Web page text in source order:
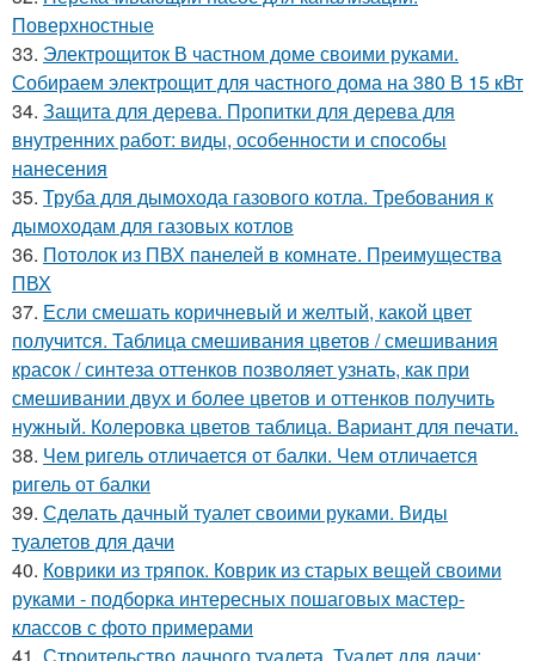
Поверхностные
33. Электрощиток В частном доме своими руками.
Собираем электрощит для частного дома на 380 В 15 кВт
34. Защита для дерева. Пропитки для дерева для
внутренних работ: виды, особенности и способы
нанесения
35. Труба для дымохода газового котла. Требования к
дымоходам для газовых котлов
36. Потолок из ПВХ панелей в комнате. Преимущества
ПВХ
37. Если смешать коричневый и желтый, какой цвет
получится. Таблица смешивания цветов / смешивания
красок / синтеза оттенков позволяет узнать, как при
смешивании двух и более цветов и оттенков получить
нужный. Колеровка цветов таблица. Вариант для печати.
38. Чем ригель отличается от балки. Чем отличается
ригель от балки
39. Сделать дачный туалет своими руками. Виды
туалетов для дачи
40. Коврики из тряпок. Коврик из старых вещей своими
руками - подборка интересных пошаговых мастер-
классов с фото примерами